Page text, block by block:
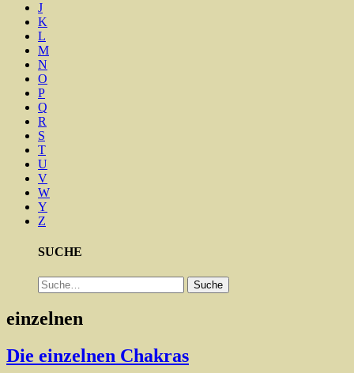
J
K
L
M
N
O
P
Q
R
S
T
U
V
W
Y
Z
SUCHE
Suche Suche
einzelnen
Die einzelnen Chakras